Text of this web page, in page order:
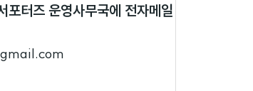
터즈 운영사무국에 전자메일